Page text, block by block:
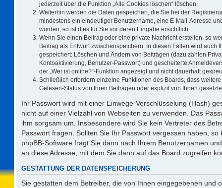
jederzeit über die Funktion „Alle Cookies löschen“ löschen.
Weiterhin werden die Daten gespeichert, die Sie bei der
mindestens ein eindeutiger Benutzername, eine E-Mail-Adresse
wurden, so ist dies für Sie vor deren Eingabe ersichtlich.
Wenn Sie einen Beitrag oder eine private Nachricht erstellen, so
Beitrag als Entwurf zwischenspeichern. In diesen Fällen wird
gespeichert: Löschen und Ändern von Beiträgen (dazu zählen
Kontoaktivierung, Benutzer-Passwort) und gescheiterte
der „Wer ist online?“-Funktion angezeigt und nicht dauerhaft
Schließlich erfordern einzelne Funktionen des Boards, dass
Gelesen-Status von Ihren Beiträgen oder explizit von Ihnen
Ihr Passwort wird mit einer Einwege-Verschlüsselung (Hash)
nicht auf einer Vielzahl von Webseiten zu verwenden. Das
ihm sorgsam um. Insbesondere wird Sie kein Vertreter des
Passwort fragen. Sollten Sie Ihr Passwort vergessen haben,
phpBB-Software fragt Sie dann nach Ihrem Benutzernamen
an diese Adresse, mit dem Sie dann auf das Board zugreifen
GESTATTUNG DER DATENSPEICHERUNG
Sie gestatten dem Betreiber, die von Ihnen eingegebenen